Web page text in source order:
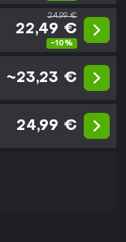
24,99 €
22,49 €
-10%
~23,23 €
24,99 €